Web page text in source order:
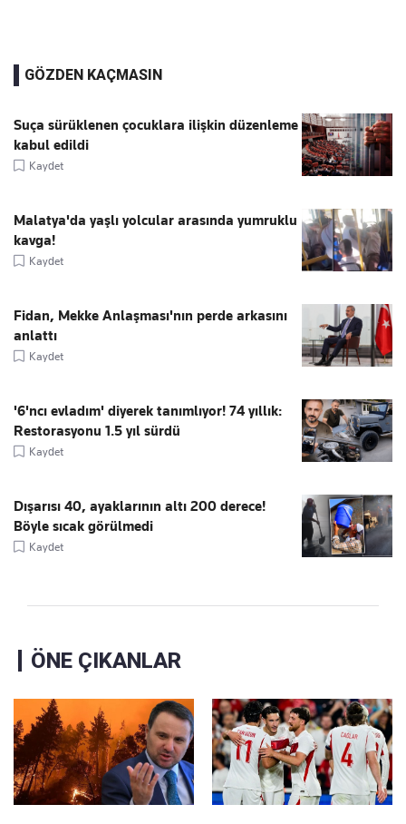
GÖZDEN KAÇMASIN
Suça sürüklenen çocuklara ilişkin düzenleme
kabul edildi
Kaydet
Malatya'da yaşlı yolcular arasında yumruklu
kavga!
Kaydet
Fidan, Mekke Anlaşması'nın perde arkasını
anlattı
Kaydet
'6'ncı evladım' diyerek tanımlıyor! 74 yıllık:
Restorasyonu 1.5 yıl sürdü
Kaydet
Dışarısı 40, ayaklarının altı 200 derece!
Böyle sıcak görülmedi
Kaydet
ÖNE ÇIKANLAR